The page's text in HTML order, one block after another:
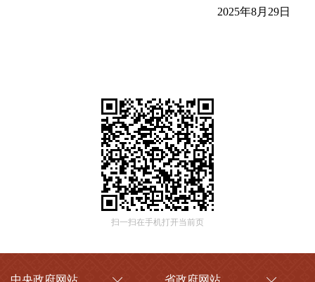
2025年8月29日
扫一扫在手机打开当前页
中央政府网站 省政府网站